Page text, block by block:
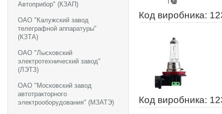
Автоприбор" (КЗАП)
ОАО "Калужский завод
телеграфной аппаратуры"
(КЗТА)
ОАО "Лысковский
электротехнический завод"
(ЛЭТЗ)
ОАО "Московский завод
автотракторного
электрооборудования" (МЗАТЭ)
Код виробника:
Код виробника: